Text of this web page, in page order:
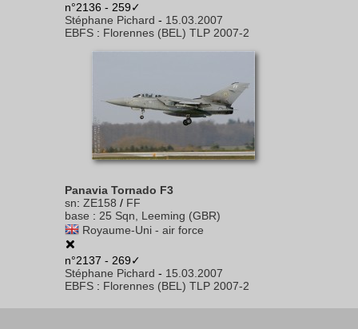
n°2136 - 259✓
Stéphane Pichard - 15.03.2007
EBFS : Florennes (BEL) TLP 2007-2
Panavia Tornado F3
sn: ZE158 / FF
base : 25 Sqn, Leeming (GBR)
Royaume-Uni - air force
n°2137 - 269✓
Stéphane Pichard - 15.03.2007
EBFS : Florennes (BEL) TLP 2007-2